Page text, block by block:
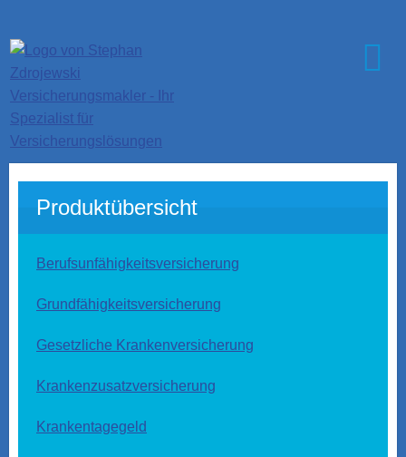
Produktübersicht
Berufs­unfähig­keitsversicherung
Grundfähigkeitsversicherung
Gesetzliche Kranken­ver­si­che­rung
Kranken­zusatz­ver­si­che­rung
Krankentagegeld